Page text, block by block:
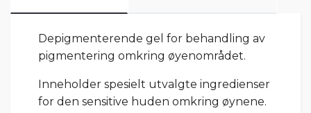
Depigmenterende gel for behandling av
pigmentering omkring øyenområdet.
Inneholder spesielt utvalgte ingredienser
for den sensitive huden omkring øynene.